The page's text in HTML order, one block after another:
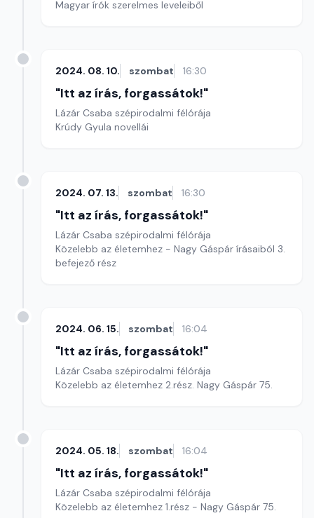
Magyar írók szerelmes leveleiből
2024. 08. 10. szombat 16:30
"Itt az írás, forgassátok!"
Lázár Csaba szépirodalmi félórája
Krúdy Gyula novellái
2024. 07. 13. szombat 16:30
"Itt az írás, forgassátok!"
Lázár Csaba szépirodalmi félórája
Közelebb az életemhez - Nagy Gáspár írásaiból 3.
befejező rész
2024. 06. 15. szombat 16:04
"Itt az írás, forgassátok!"
Lázár Csaba szépirodalmi félórája
Közelebb az életemhez 2.rész. Nagy Gáspár 75.
2024. 05. 18. szombat 16:04
"Itt az írás, forgassátok!"
Lázár Csaba szépirodalmi félórája
Közelebb az életemhez 1.rész - Nagy Gáspár 75.